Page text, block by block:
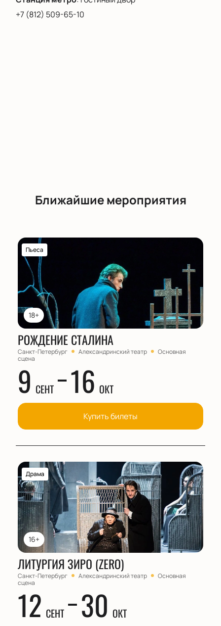
+7 (812) 509-65-10
Ближайшие мероприятия
18+
Пьеса
РОЖДЕНИЕ СТАЛИНА
Санкт-Петербург Александринский театр
Основная
сцена
9 СЕНТ 16 ОКТ
Купить билеты
16+
Драма
ЛИТУРГИЯ ЗИРО (ZERO)
Санкт-Петербург Александринский театр
Основная
сцена
12 СЕНТ 30 ОКТ